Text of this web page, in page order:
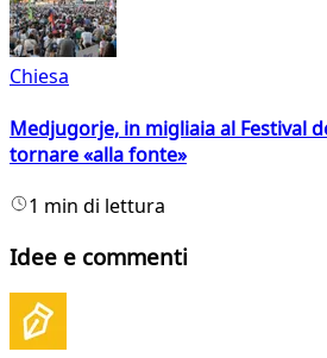
Chiesa
Medjugorje, in migliaia al Festival
tornare «alla fonte»
1 min di lettura
Idee e commenti